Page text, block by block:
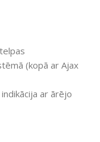
(kopā ar Ajax
ar ārējo